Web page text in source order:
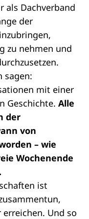
als Dachverband
der
zu nehmen und
sagen:
mit einer
Geschichte. Alle
der
von
– wie
Wochenende
ist
Und so